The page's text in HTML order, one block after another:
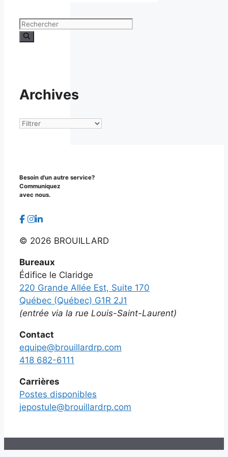
Rechercher :
Archives
Archives
Besoin d'un autre service?
Communiquez
avec nous.
© 2026 BROUILLARD
Bureaux
Édifice le Claridge
220 Grande Allée Est, Suite 170
Québec (Québec) G1R 2J1
(entrée via la rue Louis-Saint-Laurent)
Contact
equipe@brouillardrp.com
418 682-6111
Carrières
Postes disponibles
jepostule@brouillardrp.com